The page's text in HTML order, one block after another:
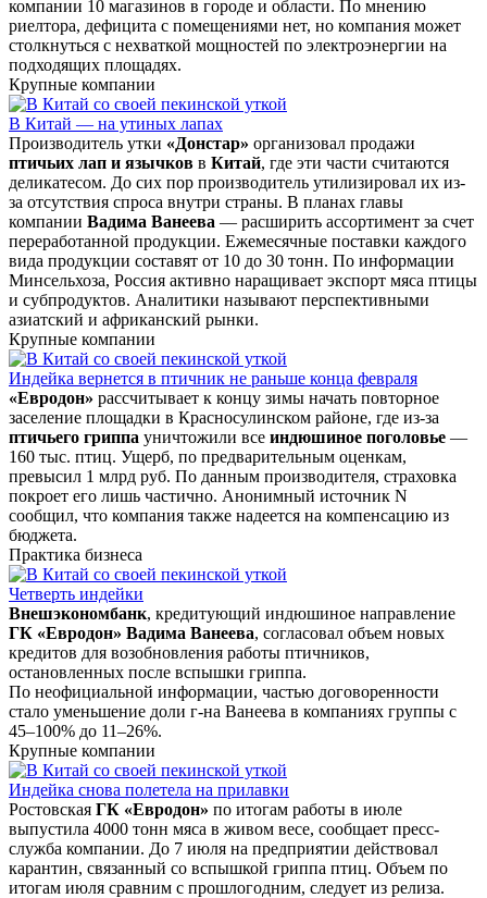
компании 10 магазинов в городе и области. По мнению
риелтора, дефицита с помещениями нет, но компания может
столкнуться с нехваткой мощностей по электроэнергии на
подходящих площадях.
Крупные компании
В Китай — на утиных лапах
Производитель утки «Донстар» организовал продажи
птичьих лап и язычков в Китай, где эти части считаются
деликатесом. До сих пор производитель утилизировал их из-
за отсутствия спроса внутри страны. В планах главы
компании Вадима Ванеева — расширить ассортимент за счет
переработанной продукции. Ежемесячные поставки каждого
вида продукции составят от 10 до 30 тонн. По информации
Минсельхоза, Россия активно наращивает экспорт мяса птицы
и субпродуктов. Аналитики называют перспективными
азиатский и африканский рынки.
Крупные компании
Индейка вернется в птичник не раньше конца февраля
«Евродон» рассчитывает к концу зимы начать повторное
заселение площадки в Красносулинском районе, где из-за
птичьего гриппа уничтожили все индюшиное поголовье —
160 тыс. птиц. Ущерб, по предварительным оценкам,
превысил 1 млрд руб. По данным производителя, страховка
покроет его лишь частично. Анонимный источник N
сообщил, что компания также надеется на компенсацию из
бюджета.
Практика бизнеса
Четверть индейки
Внешэкономбанк, кредитующий индюшиное направление
ГК «Евродон» Вадима Ванеева, согласовал объем новых
кредитов для возобновления работы птичников,
остановленных после вспышки гриппа.
По неофициальной информации, частью договоренности
стало уменьшение доли г-на Ванеева в компаниях группы с
45–100% до 11–26%.
Крупные компании
Индейка снова полетела на прилавки
Ростовская ГК «Евродон» по итогам работы в июле
выпустила 4000 тонн мяса в живом весе, сообщает пресс-
служба компании. До 7 июля на предприятии действовал
карантин, связанный со вспышкой гриппа птиц. Объем по
итогам июля сравним с прошлогодним, следует из релиза.